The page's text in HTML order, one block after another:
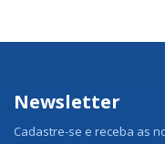
Newsletter
Cadastre-se e receba as